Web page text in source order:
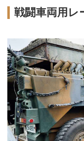
戦闘車両用レ